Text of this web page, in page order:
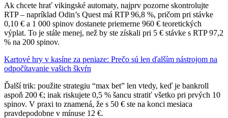
Ak chcete hrať vikingské automaty, najprv pozorne skontrolujte
RTP – napríklad Odin’s Quest má RTP 96,8 %, pričom pri stávke
0,10 € a 1 000 spinov dostanete priemerne 960 € teoretických
výplat. To je stále menej, než by ste získali pri 5 € stávke s RTP 97,2
% na 200 spinov.
Kartové hry v kasíne za peniaze: Prečo sú len ďalším nástrojom na
odpočítavanie vašich škvŕn
Ďalší trik: použite strategiu “max bet” len vtedy, keď je bankroll
aspoň 200 €; inak riskujete 0,5 % šancu stratiť všetko pri prvých 10
spinov. V praxi to znamená, že s 50 € ste na konci mesiaca
pravdepodobne v mínuse 12 €.